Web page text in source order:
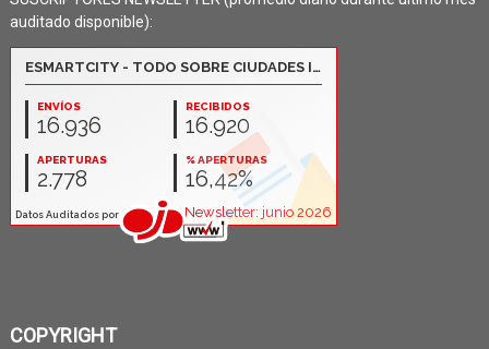
auditado disponible):
COPYRIGHT